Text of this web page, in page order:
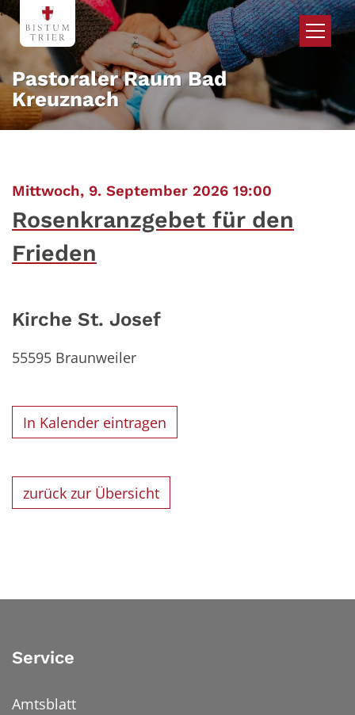
Zum Inhalt springen
Pastoraler Raum Bad
Kreuznach
Mittwoch, 9. September 2026 19:00
Rosenkranzgebet für den
Frieden
Kirche St. Josef
55595 Braunweiler
In Kalender eintragen
zurück zur Übersicht
Service
Amtsblatt